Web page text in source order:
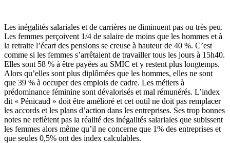
Les inégalités salariales et de carrières ne diminuent pas ou très peu.
Les femmes perçoivent 1/4 de salaire de moins que les hommes et à
la retraite l’écart des pensions se creuse à hauteur de 40 %. C’est
comme si les femmes s’arrêtaient de travailler tous les jours à 15h40.
Elles sont 58 % à être payées au SMIC et y restent plus longtemps.
Alors qu’elles sont plus diplômées que les hommes, elles ne sont
que 39 % à occuper des emplois de cadre. Les métiers à
prédominance féminine sont dévalorisés et mal rémunérés. L’index
dit « Pénicaud » doit être amélioré et cet outil ne doit pas remplacer
les accords et les plans d’action dans les entreprises. Ses trop bonnes
notes ne reflètent pas la réalité des inégalités salariales que subissent
les femmes alors même qu’il ne concerne que 1% des entreprises et
que seules 0,5% ont des index calculables.